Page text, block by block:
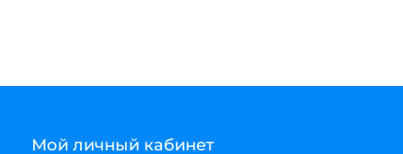
Мой личный кабинет